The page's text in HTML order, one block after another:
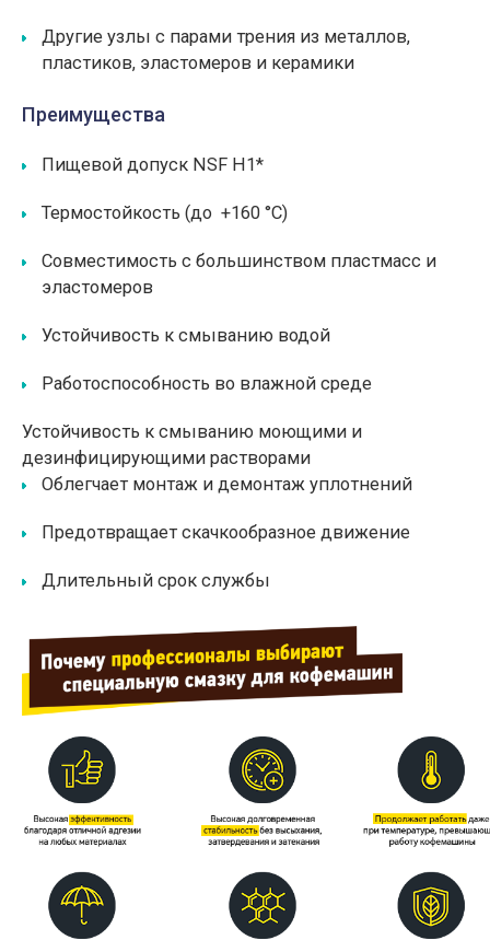
Другие узлы с парами трения из металлов,
пластиков, эластомеров и керамики
Преимущества
Пищевой допуск NSF H1*
Термостойкость (до +160 °С)
Совместимость с большинством пластмасс и
эластомеров
Устойчивость к смыванию водой
Работоспособность во влажной среде
Устойчивость к смыванию моющими и
дезинфицирующими растворами
Облегчает монтаж и демонтаж уплотнений
Предотвращает скачкообразное движение
Длительный срок службы